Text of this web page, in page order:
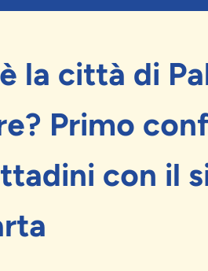
la città di
Primo
con il